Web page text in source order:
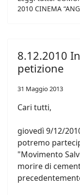
2010 CINEMA
8.12.2010
petizione
31 Maggio 2013
Cari tutti,
giovedì 9/12/
potremo
"Movimento
morire di